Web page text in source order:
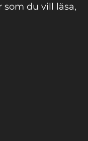
du vill läsa,